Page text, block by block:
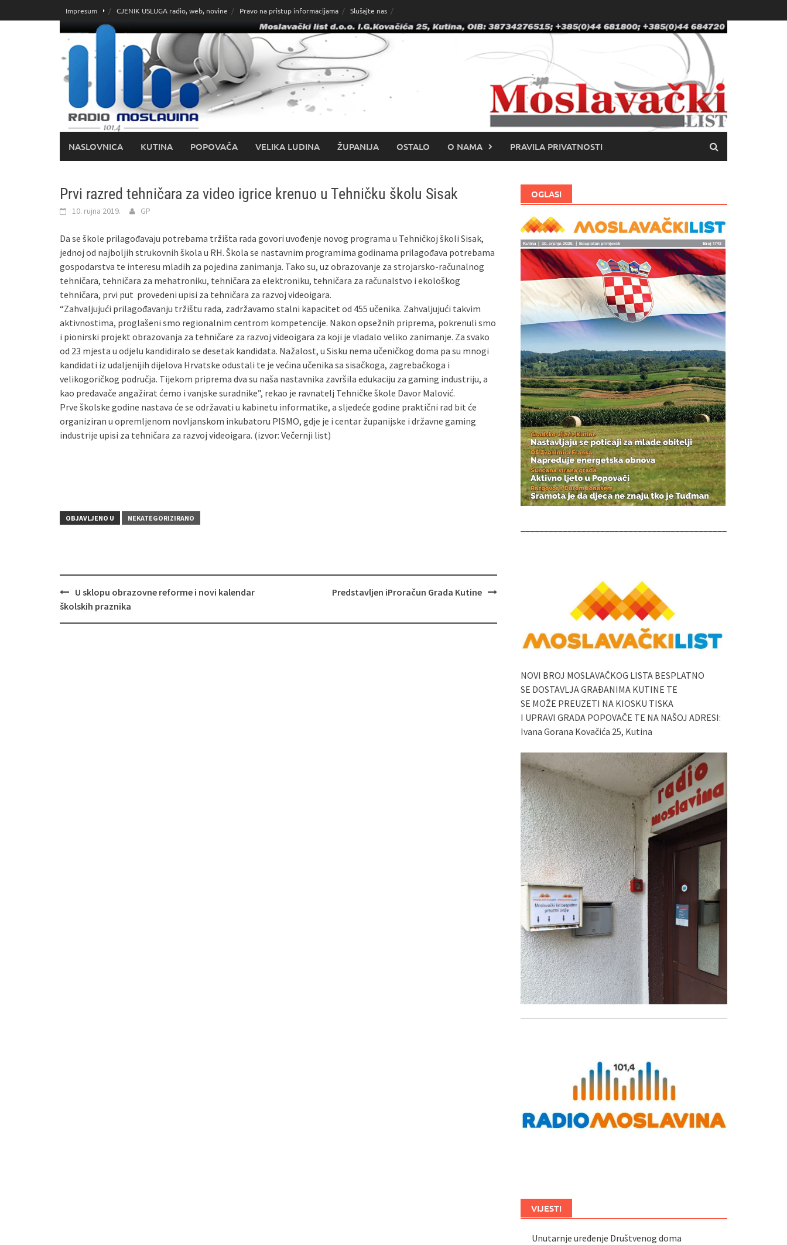
do
Impresum CJENIK USLUGA radio, web, novine Pravo na pristup informacijama Slušajte nas
NASLOVNICA KUTINA POPOVAČA VELIKA LUDINA ŽUPANIJA OSTALO O NAMA PRAVILA PRIVATNOSTI
Prvi razred tehničara za video igrice krenuo u Tehničku školu Sisak
10. rujna 2019. GP
Da se škole prilagođavaju potrebama tržišta rada govori uvođenje novog programa u Tehničkoj školi Sisak,
jednoj od najboljih strukovnih škola u RH. Škola se nastavnim programima godinama prilagođava potrebama
gospodarstva te interesu mladih za pojedina zanimanja. Tako su, uz obrazovanje za strojarsko-računalnog
tehničara, tehničara za mehatroniku, tehničara za elektroniku, tehničara za računalstvo i ekološkog
tehničara, prvi put provedeni upisi za tehničara za razvoj videoigara.
“Zahvaljujući prilagođavanju tržištu rada, zadržavamo stalni kapacitet od 455 učenika. Zahvaljujući takvim
aktivnostima, proglašeni smo regionalnim centrom kompetencije. Nakon opsežnih priprema, pokrenuli smo
i pionirski projekt obrazovanja za tehničare za razvoj videoigara za koji je vladalo veliko zanimanje. Za svako
od 23 mjesta u odjelu kandidiralo se desetak kandidata. Nažalost, u Sisku nema učeničkog doma pa su mnogi
kandidati iz udaljenijih dijelova Hrvatske odustali te je većina učenika sa sisačkoga, zagrebačkoga i
velikogoričkog područja. Tijekom priprema dva su naša nastavnika završila edukaciju za gaming industriju, a
kao predavače angažirat ćemo i vanjske suradnike”, rekao je ravnatelj Tehničke škole Davor Malović.
Prve školske godine nastava će se održavati u kabinetu informatike, a sljedeće godine praktični rad bit će
organiziran u opremljenom novljanskom inkubatoru PISMO, gdje je i centar županijske i državne gaming
industrije upisi za tehničara za razvoj videoigara. (izvor: Večernji list)
OBJAVLJENO U NEKATEGORIZIRANO
Navigacija
U sklopu obrazovne reforme i novi kalendar
školskih praznika
Predstavljen iProračun Grada Kutine
OGLASI
NOVI BROJ MOSLAVAČKOG LISTA BESPLATNO
SE DOSTAVLJA GRAĐANIMA KUTINE TE
SE MOŽE PREUZETI NA KIOSKU TISKA
I UPRAVI GRADA POPOVAČE TE NA NAŠOJ ADRESI:
Ivana Gorana Kovačića 25, Kutina
VIJESTI
Unutarnje uređenje Društvenog doma